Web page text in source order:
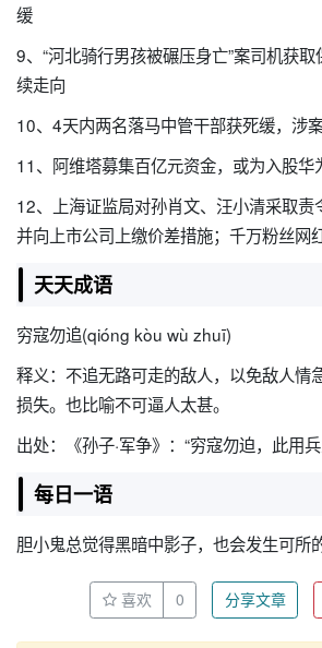
缓
9、“河北骑行男孩被碾压身亡”案司机获
续走向
10、4天内两名落马中管干部获死缓，涉
11、阿维塔募集百亿元资金，或为入股华
12、上海证监局对孙肖文、汪小清采取责
并向上市公司上缴价差措施；千万粉丝网
天天成语
穷寇勿追(qióng kòu wù zhuī)
释义：不追无路可走的敌人，以免敌人情
损失。也比喻不可逼人太甚。
出处：《孙子·军争》：“穷寇勿迫，此用
每日一语
胆小鬼总觉得黑暗中影子，也会发生可
喜欢 0 分享文章